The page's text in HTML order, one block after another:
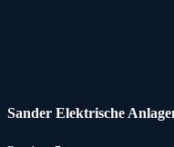
Sander Elektrische